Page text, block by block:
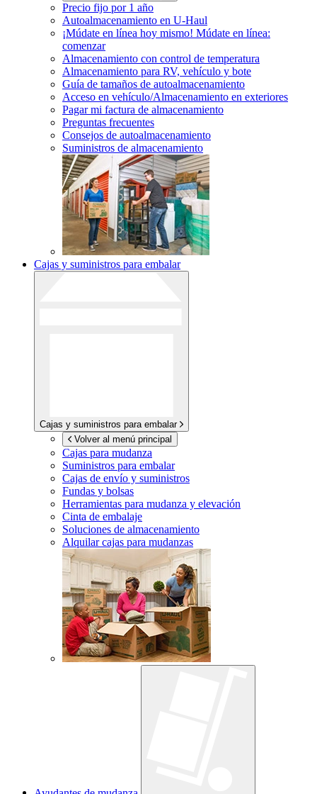
Precio fijo por 1 año
Autoalmacenamiento en U-Haul
¡Múdate en línea hoy mismo! Múdate en línea:
comenzar
Almacenamiento con control de temperatura
Almacenamiento para RV, vehículo y bote
Guía de tamaños de autoalmacenamiento
Acceso en vehículo/Almacenamiento en exteriores
Pagar mi factura de almacenamiento
Preguntas frecuentes
Consejos de autoalmacenamiento
Suministros de almacenamiento
Cajas y suministros para embalar
Cajas y suministros para embalar
Volver al menú principal
Cajas para mudanza
Suministros para embalar
Cajas de envío y suministros
Fundas y bolsas
Herramientas para mudanza y elevación
Cinta de embalaje
Soluciones de almacenamiento
Alquilar cajas para mudanzas